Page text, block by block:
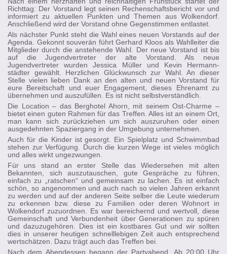
Richttag: Der Vorstand legt seinen Rechenschaftsbericht vor und
informiert zu aktuellen Punkten und Themen aus Wolkendorf.
Anschließend wird der Vorstand ohne Gegenstimmen entlastet.
Als nächster Punkt steht die Wahl eines neuen Vorstands auf der
Agenda. Gekonnt souverän führt Gerhard Kloos als Wahlleiter die
Mitglieder durch die anstehende Wahl. Der neue Vorstand ist bis
auf die Jugendvertreter der alte Vorstand. Als neue
Jugendvertreter wurden Jessica Müller und Kevin Hermann-
städter gewählt. Herzlichen Glückwunsch zur Wahl. An dieser
Stelle vielen lieben Dank an den alten und neuen Vorstand für
eure Bereitschaft und euer Engagement, dieses Ehrenamt zu
übernehmen und auszufüllen. Es ist nicht selbstverständlich.
Die Location – das Berghotel Ahorn, mit seinem Ost-Charme –
bietet einen guten Rahmen für das Treffen. Alles ist an einem Ort,
man kann sich zurückziehen um sich auszuruhen oder einen
ausgedehnten Spaziergang in der Umgebung unternehmen.
Auch für die Kinder ist gesorgt. Ein Spielplatz und Schwimmbad
stehen zur Verfügung. Durch die kurzen Wege ist vieles möglich
und alles wirkt ungezwungen.
Für uns stand an erster Stelle das Wiedersehen mit alten
Bekannten, sich auszutauschen, gute Gespräche zu führen,
einfach zu „ratschen“ und gemeinsam zu lachen. Es ist einfach
schön, so angenommen und auch nach so vielen Jahren erkannt
zu werden und auf der anderen Seite selber die Leute wiederum
zu erkennen bzw. diese zu Familien oder deren Wohnort in
Wolkendorf zuzuordnen. Es war bereichernd und wertvoll, diese
Gemeinschaft und Verbundenheit über Generationen zu spüren
und dazuzugehören. Dies ist ein kostbares Gut und wir sollten
dies in unserer heutigen schnelllebigen Zeit auch entsprechend
wertschätzen. Dazu trägt auch das Treffen bei.
Nach dem Abendessen begann der Partyabend. Ab 20:00 Uhr